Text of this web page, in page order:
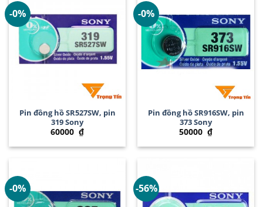
-0%
Pin đồng hồ SR527SW, pin
319 Sony
60000 ₫
-0%
Pin đồng hồ SR916SW, pin
373 Sony
50000 ₫
-0% -56%